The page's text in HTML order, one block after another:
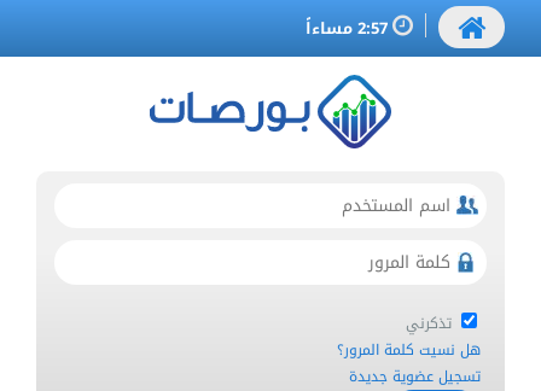
تذكرني
هل نسيت كلمة المرور؟
تسجيل عضوية جديدة